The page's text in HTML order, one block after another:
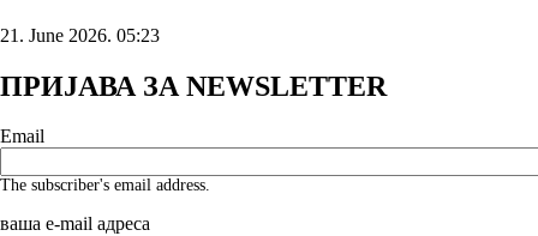
21. June 2026. 05:23
ПРИЈАВА ЗА NEWSLETTER
Email
The subscriber's email address.
ваша е-mail адреса